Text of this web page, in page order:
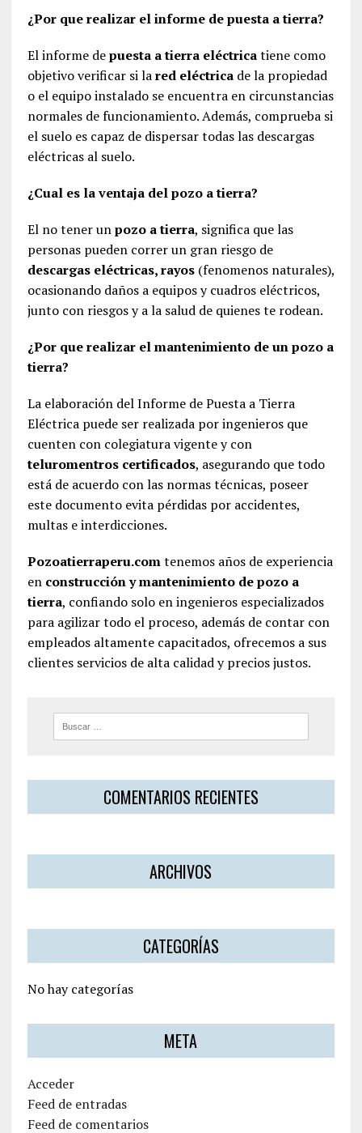
¿Por que realizar el informe de puesta a tierra?
El informe depuesta a tierra eléctricatiene como
objetivo verificar si lared eléctricade la propiedad
o el equipo instalado se encuentra en circunstancias
normales de funcionamiento. Además, comprueba si
el suelo es capaz de dispersar todas las descargas
eléctricas al suelo.
¿Cual es la ventaja del pozo a tierra?
El no tener unpozo a tierra, significa que las
personas pueden correr un gran riesgo de
descargas eléctricas, rayos(fenomenos naturales),
ocasionando daños a equipos y cuadros eléctricos,
junto con riesgos y a la salud de quienes te rodean.
¿Por que realizar el mantenimiento de un pozo a
tierra?
La elaboración del Informe de Puesta a Tierra
Eléctrica puede ser realizada por ingenieros que
cuenten con colegiatura vigente y con
teluromentros certificados, asegurando que todo
está de acuerdo con las normas técnicas, poseer
este documento evita pérdidas por accidentes,
multas e interdicciones.
Pozoatierraperu.comtenemos años de experiencia
en construcción y mantenimiento de pozo a
tierra, confiando solo en ingenieros especializados
para agilizar todo el proceso, además de contar con
empleados altamente capacitados, ofrecemos a sus
clientes servicios de alta calidad y precios justos.
COMENTARIOS RECIENTES
ARCHIVOS
CATEGORÍAS
No hay categorías
META
Acceder
Feed de entradas
Feed de comentarios